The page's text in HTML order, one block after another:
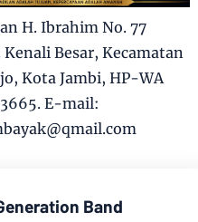
H. Ibrahim No. 77
Kenali Besar, Kecamatan
Kota Jambi, HP-WA
E-mail:
Band